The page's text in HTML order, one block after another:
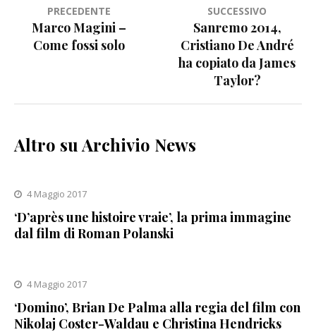
Navigazione
articoli
PRECEDENTE
Marco Magini –
Come fossi solo
SUCCESSIVO
Sanremo 2014,
Cristiano De André
ha copiato da James
Taylor?
Altro su Archivio News
4 Maggio 2017
‘D’après une histoire vraie’, la prima immagine
dal film di Roman Polanski
4 Maggio 2017
‘Domino’, Brian De Palma alla regia del film con
Nikolaj Coster-Waldau e Christina Hendricks